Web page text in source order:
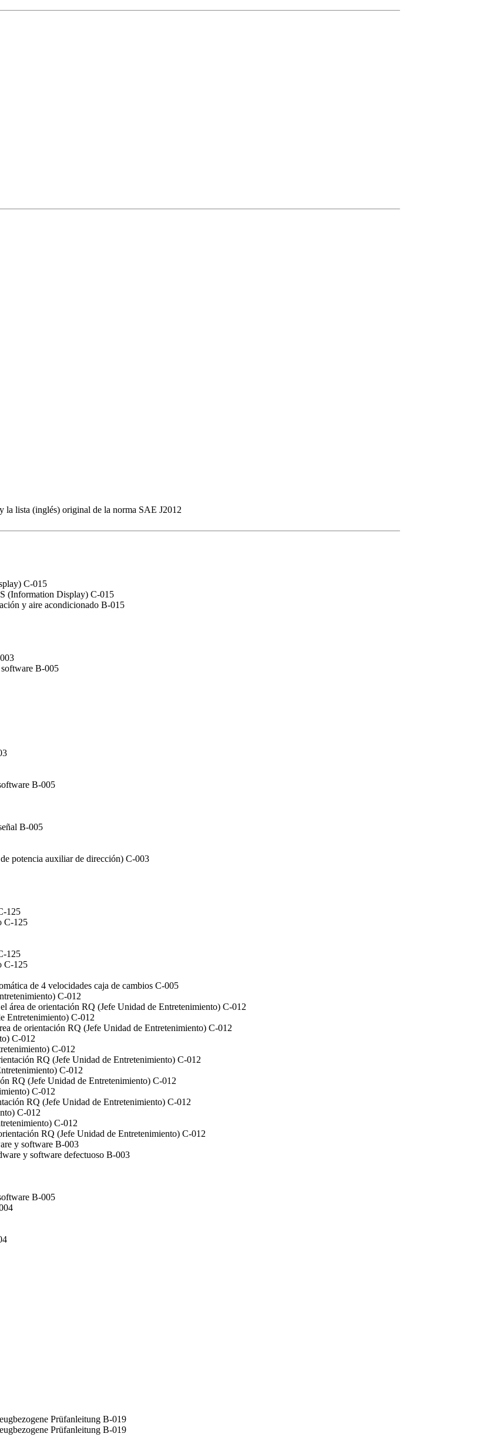
la lista (inglés) original de la norma SAE J2012
C-015
(Information Display) C-015
y aire acondicionado B-015
B-005
B-005
B-005
potencia auxiliar de dirección) C-003
125
C-125
125
C-125
de 4 velocidades caja de cambios C-005
C-012
área de orientación RQ (Jefe Unidad de Entretenimiento) C-012
Entretenimiento) C-012
de orientación RQ (Jefe Unidad de Entretenimiento) C-012
C-012
C-012
RQ (Jefe Unidad de Entretenimiento) C-012
C-012
RQ (Jefe Unidad de Entretenimiento) C-012
C-012
RQ (Jefe Unidad de Entretenimiento) C-012
C-012
C-012
RQ (Jefe Unidad de Entretenimiento) C-012
y software B-003
y software defectuoso B-003
B-005
Prüfanleitung B-019
Prüfanleitung B-019